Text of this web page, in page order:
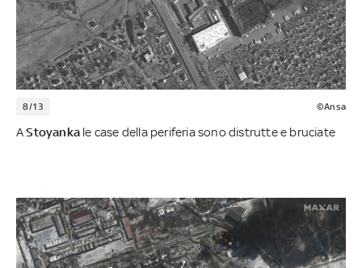
8/13 ©Ansa
AStoyanka le case della periferia sono distrutte e bruciate